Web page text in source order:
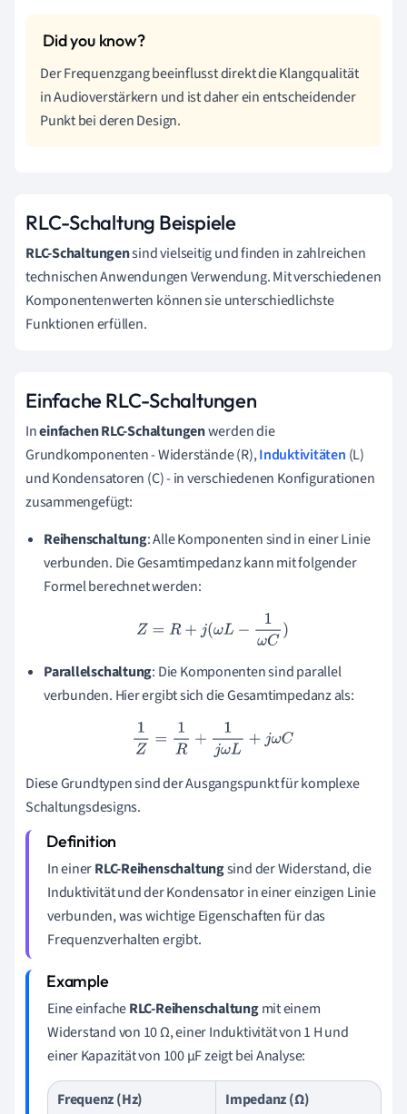
Der Frequenzgang beeinflusst direkt die Klangqualität
in Audioverstärkern und ist daher ein entscheidender
Punkt bei deren Design.
RLC-Schaltung Beispiele
RLC-Schaltungensind vielseitig und finden in zahlreichen
technischen Anwendungen Verwendung. Mit verschiedenen
Komponentenwerten können sie unterschiedlichste
Funktionen erfüllen.
Einfache RLC-Schaltungen
Ineinfachen RLC-Schaltungenwerden die
Grundkomponenten - Widerstände (R),Induktivitäten (L)
und Kondensatoren (C) - in verschiedenen Konfigurationen
zusammengefügt:
Reihenschaltung: Alle Komponenten sind in einer Linie
verbunden. Die Gesamtimpedanz kann mit folgender
Formel berechnet werden:
Z= R+ (ωL−1 ωC )
Parallelschaltung: Die Komponenten sind parallel
verbunden. Hier ergibt sich die Gesamtimpedanz als:
1 Z=1 R+ 1jωL+j ωC
Diese Grundtypen sind der Ausgangspunkt für komplexe
Schaltungsdesigns.
In einerRLC-Reihenschaltungsind der Widerstand, die
Induktivität und der Kondensator in einer einzigen Linie
verbunden, was wichtige Eigenschaften für das
Frequenzverhalten ergibt.
Eine einfacheRLC-Reihenschaltungmit einem
Widerstand von 10 Ω, einer Induktivität von 1 H und
einer Kapazität von 100 µF zeigt bei Analyse:
Frequenz (Hz)
Impedanz (Ω)